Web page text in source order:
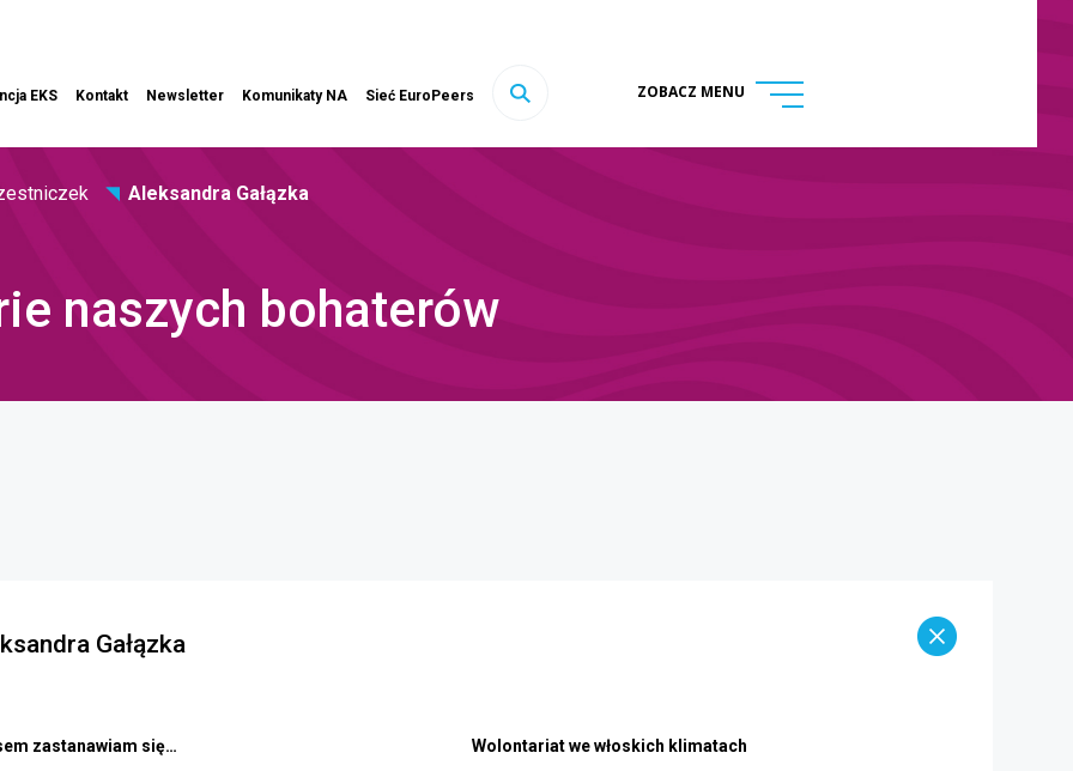
EKS Kontakt Newsletter Komunikaty NA Sieć EuroPeers szukaj na stronieZOBACZ MENU menu
Aleksandra Gałązka
naszych bohaterów
Gałązka
zastanawiam się… Wolontariat we włoskich klimatach